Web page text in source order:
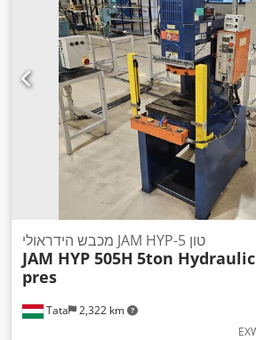
Tata 2,322 km
מכבש הידראולי JAM HYP-5 טון
JAM HYP 505H 5ton Hydraulic
pres